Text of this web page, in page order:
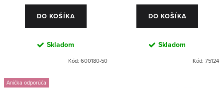
DO KOŠÍKA
Skladom
Kód: 600180-50
DO KOŠÍKA
Skladom
Kód: 75124
Anička odporúča